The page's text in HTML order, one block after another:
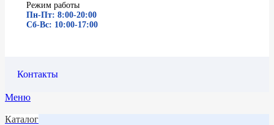
Режим работы
Пн-Пт: 8:00-20:00
Сб-Вс: 10:00-17:00
Контакты
Меню
Каталог